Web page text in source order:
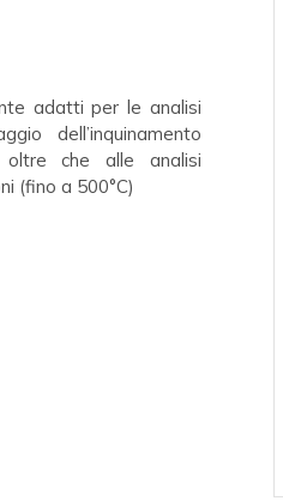
adatti per le analisi
dell’inquinamento
che alle analisi
(fino a 500°C)